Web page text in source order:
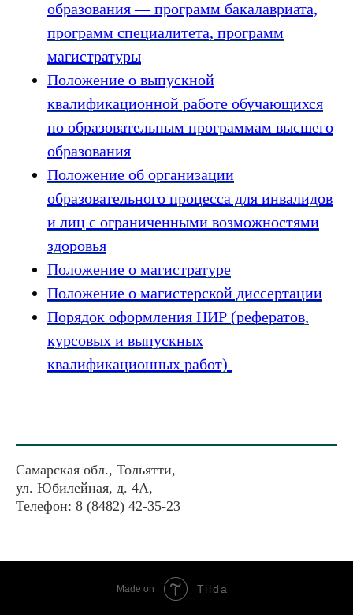
образования — программ бакалавриата,
программ специалитета, программ
магистратуры
Положение о выпускной
квалификационной работе обучающихся
по образовательным программам высшего
образования
Положение об организации
образовательного процесса для инвалидов
и лиц с ограниченными возможностями
здоровья
Положение о магистратуре
Положение о магистерской диссертации
Порядок оформления НИР (рефератов,
курсовых и выпускных
квалификационных работ)
Самарская обл., Тольятти,
ул. Юбилейная, д. 4А,
Телефон: 8 (8482) 42-35-23
Made on Tilda